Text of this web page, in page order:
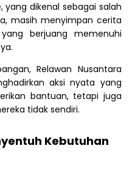
yang dikenal sebagai salah
masih menyimpan cerita
berjuang memenuhi
Relawan Nusantara
aksi nyata yang
bantuan, tetapi juga
tidak sendiri.
Kebutuhan